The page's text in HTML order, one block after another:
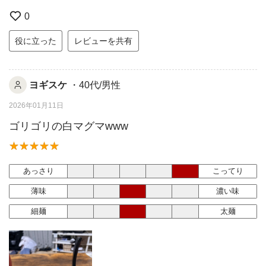
0
役に立った レビューを共有
ヨギスケ ・40代/男性
2026年01月11日
ゴリゴリの白マグマwww
あっさり こってり
薄味 濃い味
細麺 太麺